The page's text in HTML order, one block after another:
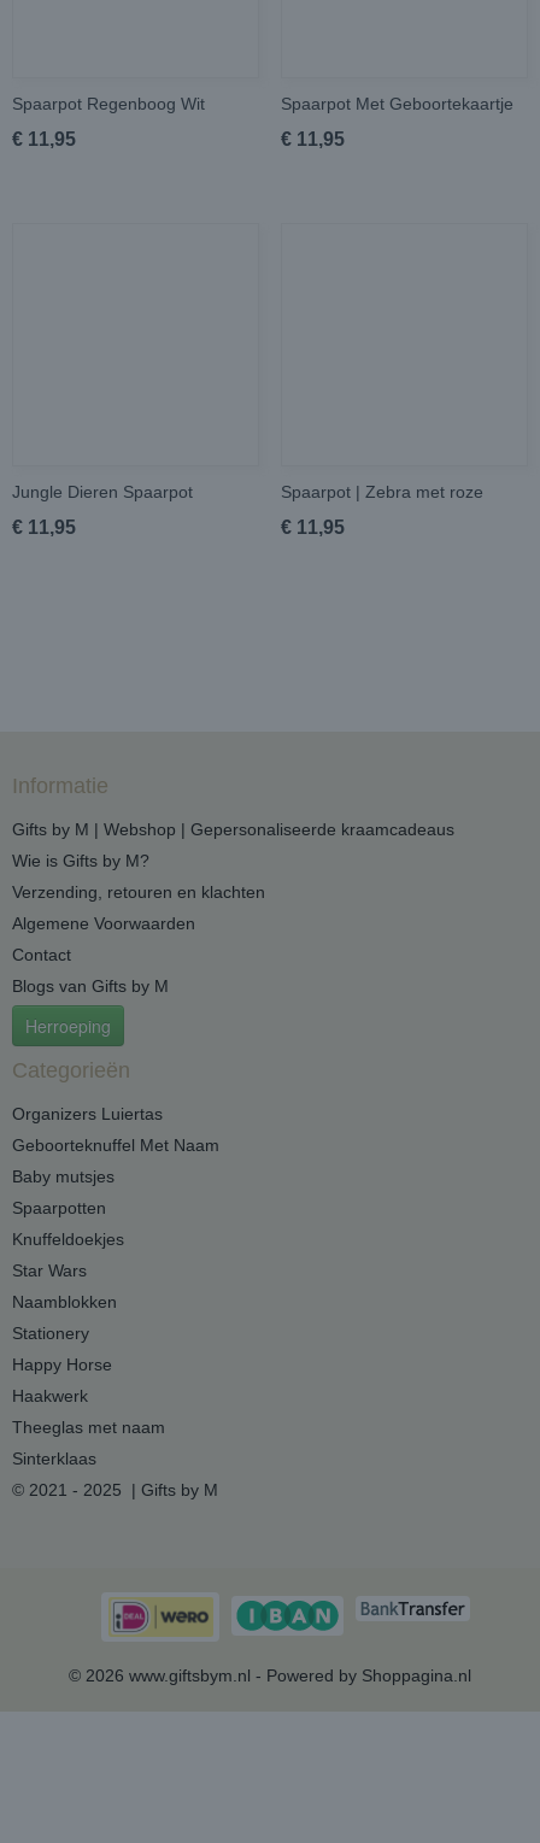
Spaarpot Regenboog Wit
€ 11,95
Spaarpot Met Geboortekaartje
€ 11,95
Jungle Dieren Spaarpot
€ 11,95
Spaarpot | Zebra met roze
€ 11,95
Informatie
Gifts by M | Webshop | Gepersonaliseerde kraamcadeaus
Wie is Gifts by M?
Verzending, retouren en klachten
Algemene Voorwaarden
Contact
Blogs van Gifts by M
Herroeping
Categorieën
Organizers Luiertas
Geboorteknuffel Met Naam
Baby mutsjes
Spaarpotten
Knuffeldoekjes
Star Wars
Naamblokken
Stationery
Happy Horse
Haakwerk
Theeglas met naam
Sinterklaas
© 2021 - 2025 | Gifts by M
© 2026 www.giftsbym.nl - Powered by Shoppagina.nl